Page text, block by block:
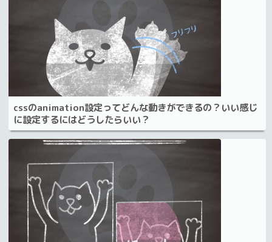
cssのanimation設定ってどんな動きができるの？いい感じ
に設定するにはどうしたらいい？